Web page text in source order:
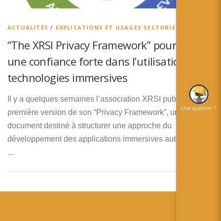
Español
ACTUALITÉS / EXPLICATIONS ET USAGES SECTORIELS
“The XRSI Privacy Framework” pour établir
une confiance forte dans l’utilisation des
technologies immersives
Il y a quelques semaines l’association XRSI publiait la
première version de son “Privacy Framework”, un
document destiné à structurer une approche du
développement des applications immersives autours de la
…
Une question ?